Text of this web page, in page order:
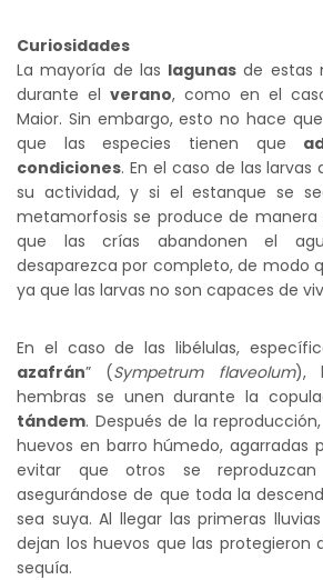
Curiosidades
La mayoría de las lagunasde estas
durante el verano, como en el
Maior. Sin embargo, esto no hace
que las especies tienen que
condiciones. En el caso de las
su actividad, y si el estanque se
metamorfosis se produce de
que las crías abandonen el
desaparezca por completo, de modo
ya que las larvas no son capaces de
En el caso de las libélulas,
azafrán” (Sympetrum flaveolum),
hembras se unen durante la
tándem. Después de la
huevos en barro húmedo, agarradas
evitar que otros se
asegurándose de que toda la
sea suya. Al llegar las primeras
dejan los huevos que las protegieron
sequía.